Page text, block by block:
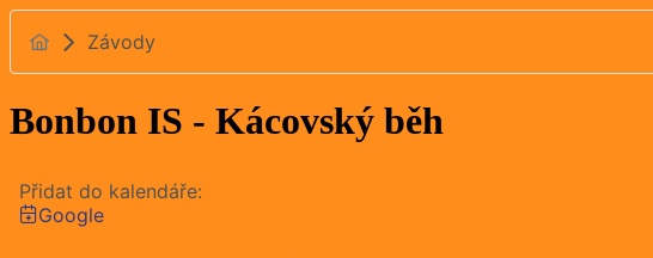
Závody
Bonbon IS - Kácovský běh
Přidat do kalendáře:
Google